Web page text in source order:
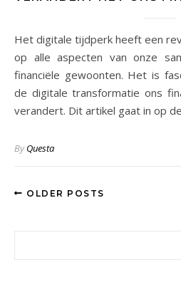
Het digitale tijdperk heeft een revolutionaire invloed gehad
op alle aspecten van onze
financiële gewoonten. Het is
de digitale transformatie ons
verandert. Dit artikel gaat in op
ByQuesta
OLDER POSTS